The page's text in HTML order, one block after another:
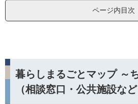
ページ内目次
暮らしまるごとマップ ～
（相談窓口・公共施設など